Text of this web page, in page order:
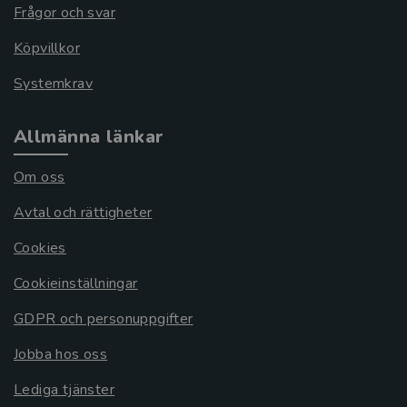
Frågor och svar
Köpvillkor
Systemkrav
Allmänna länkar
Om oss
Avtal och rättigheter
Cookies
Cookieinställningar
GDPR och personuppgifter
Jobba hos oss
Lediga tjänster